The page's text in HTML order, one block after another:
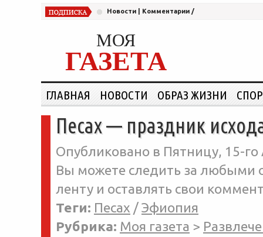
Новости Комментарии /
МОЯ
ГАЗЕТА
ГЛАВНАЯ НОВОСТИ ОБРАЗ ЖИЗНИ
Песах — праздник
Опубликовано в Пятницу, 15-го
Вы можете следить за любыми
ленту и оставлять свои
Теги: Песах / Эфиопия
Рубрика: Моя газета >